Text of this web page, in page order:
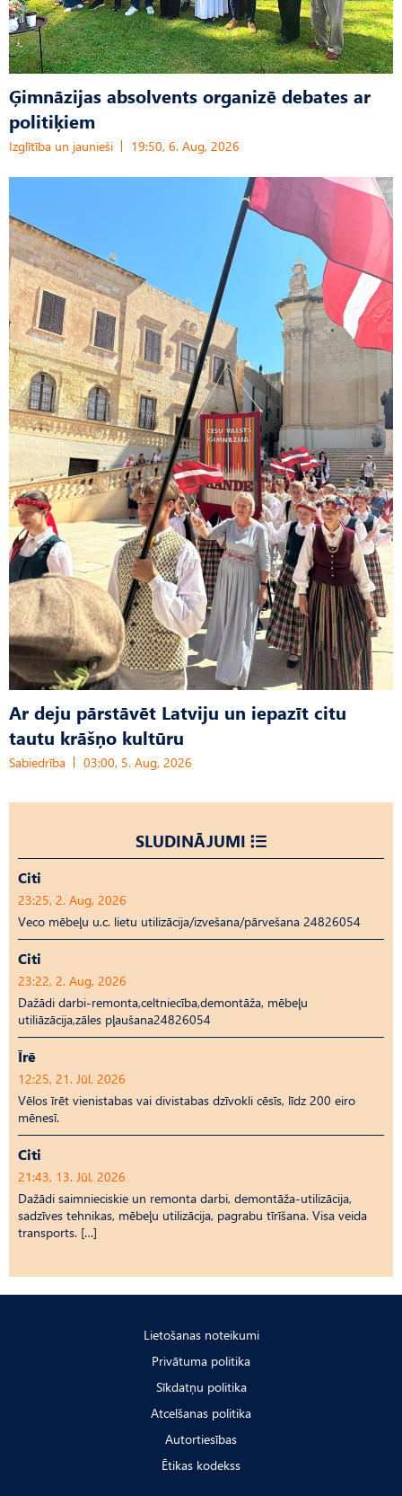
Ģimnāzijas absolvents organizē debates ar
politiķiem
Izglītība un jaunieši 19:50, 6. Aug, 2026
Ar deju pārstāvēt Latviju un iepazīt citu
tautu krāšņo kultūru
Sabiedrība 03:00, 5. Aug, 2026
SLUDINĀJUMI
Citi
23:25, 2. Aug, 2026
Veco mēbeļu u.c. lietu utilizācija/izvešana/pārvešana 24826054
Citi
23:22, 2. Aug, 2026
Dažādi darbi-remonta,celtniecība,demontāža, mēbeļu
utiliāzācija,zāles pļaušana24826054
Īrē
12:25, 21. Jūl, 2026
Vēlos īrēt vienistabas vai divistabas dzīvokli cēsīs, līdz 200 eiro
mēnesī.
Citi
21:43, 13. Jūl, 2026
Dažādi saimnieciskie un remonta darbi, demontāža-utilizācija,
sadzīves tehnikas, mēbeļu utilizācija, pagrabu tīrīšana. Visa veida
transports. […]
Lietošanas noteikumi
Privātuma politika
Sīkdatņu politika
Atcelšanas politika
Autortiesības
Ētikas kodekss